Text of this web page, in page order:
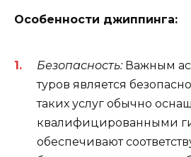
Особенности джиппинга:
Безопасность:Важным
туров является
таких услуг обычно
квалифицированными
обеспечивают